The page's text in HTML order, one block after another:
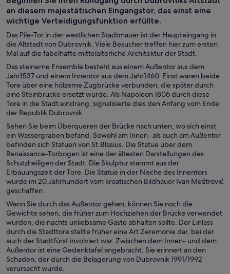
an diesem majestätischen Eingangstor, das einst eine
wichtige Verteidigungsfunktion erfüllte.
Das Pile-Tor in der westlichen Stadtmauer ist der Haupteingang in
die Altstadt von Dubrovnik. Viele Besucher treffen hier zum ersten
Mal auf die fabelhafte mittelalterliche Architektur der Stadt.
Das steinerne Ensemble besteht aus einem Außentor aus dem
Jahr1537 und einem Innentor aus dem Jahr1460. Einst waren beide
Tore über eine hölzerne Zugbrücke verbunden, die später durch
eine Steinbrücke ersetzt wurde. Als Napoleon 1806 durch diese
Tore in die Stadt eindrang, signalisierte dies den Anfang vom Ende
der Republik Dubrovnik.
Sehen Sie beim Überqueren der Brücke nach unten, wo sich einst
ein Wassergraben befand. Sowohl am Innen- als auch am Außentor
befinden sich Statuen von St.Blasius. Die Statue über dem
Renaissance-Torbogen ist eine der ältesten Darstellungen des
Schutzheiligen der Stadt. Die Skulptur stammt aus der
Erbauungszeit der Tore. Die Statue in der Nische des Innentors
wurde im 20.Jahrhundert vom kroatischen Bildhauer Ivan Meštrović
geschaffen.
Wenn Sie durch das Außentor gehen, können Sie noch die
Gewichte sehen, die früher zum Hochziehen der Brücke verwendet
wurden, die nachts unliebsame Gäste abhalten sollte. Der Einlass
durch die Stadttore stellte früher eine Art Zeremonie dar, bei der
auch der Stadtfürst involviert war. Zwischen dem Innen- und dem
Außentor ist eine Gedenktafel angebracht. Sie erinnert an den
Schaden, der durch die Belagerung von Dubrovnik 1991/1992
verursacht wurde.